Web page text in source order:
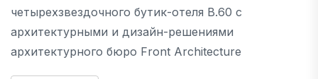
четырехзвездочного бутик-отеля В.60 с
архитектурными и дизайн-решениями
архитектурного бюро Front Architecture